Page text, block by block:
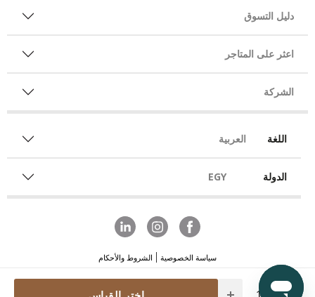
Quantity
دليل التسوق
اعثر على المتاجر
الشركة
اللغة العربية
الدولة EGY
سياسة الخصوصية الشروط والأحكام